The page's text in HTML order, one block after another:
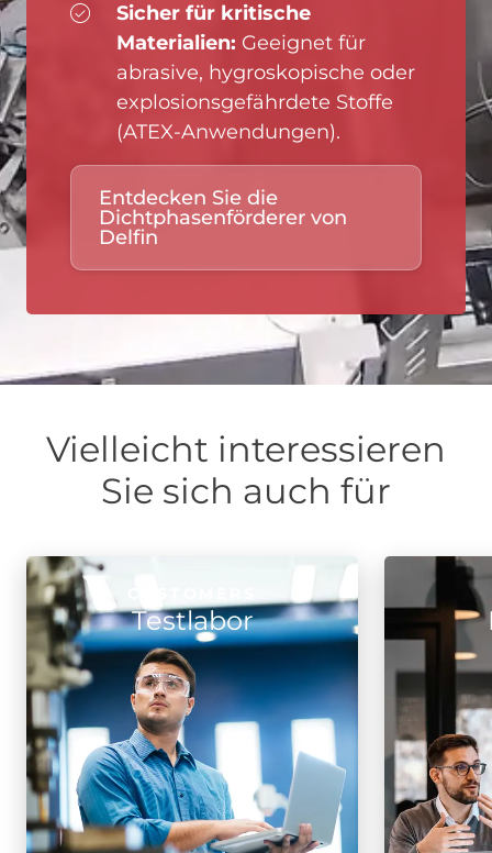
Sicher für kritische
Materialien: Geeignet für
abrasive, hygroskopische oder
explosionsgefährdete Stoffe
(ATEX-Anwendungen).
Entdecken Sie die
Dichtphasenförderer von
Delfin
Vielleicht interessieren
Sie sich auch für
Testlabor
Testlabor
Mehr
erfahren